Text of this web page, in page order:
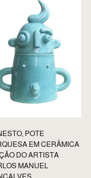
POTE
EM CERÂMICA
DO ARTISTA
MANUEL